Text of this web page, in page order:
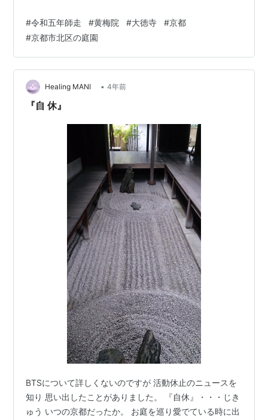
#令和五年師走 #黄梅院 #大徳寺 #京都
#京都市北区の庭園
Healing MANI • 4年前
『自 休』
BTSについて詳しくないのですが 活動休止のニュースを
知り 思い出したことがありました。 『自休』・・・じき
ゅう いつの京都だったか。 お庭を巡り愛でている時に出